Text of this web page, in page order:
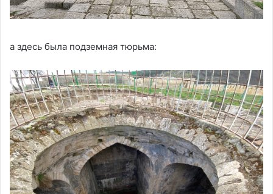
а здесь была подземная тюрьма: